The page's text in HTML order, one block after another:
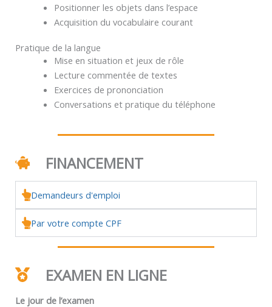
Positionner les objets dans l’espace
Acquisition du vocabulaire courant
Pratique de la langue
Mise en situation et jeux de rôle
Lecture commentée de textes
Exercices de prononciation
Conversations et pratique du téléphone
FINANCEMENT
Demandeurs d'emploi
Par votre compte CPF
EXAMEN EN LIGNE
Le jour de l’examen